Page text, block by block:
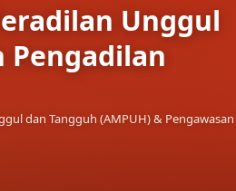
Unggul
Pengadilan
dan Tangguh (AMPUH) & Pengawasan